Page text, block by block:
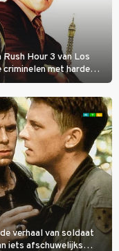
Hour 3 van Los
criminelen met harde
verhaal van soldaat
iets afschuwelijks